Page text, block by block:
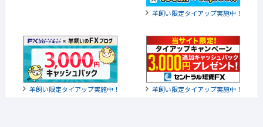
羊飼い限定タイアップ実施中！
羊飼い限定タイアップ実施中！ 羊飼い限定タイアップ実施中！